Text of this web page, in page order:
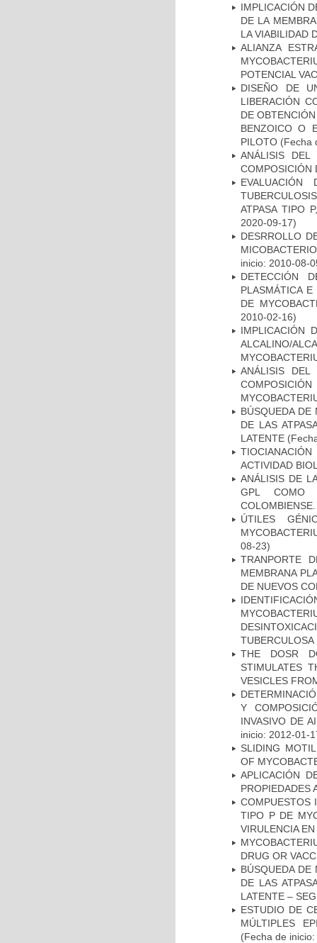
IMPLICACIÓN
DE LA
LA VIABILIDAD
ALIANZA
POTENCIAL
DISEÑO DE
LIBERACIÓN
DE
BENZOICO O
PILOTO (Fecha
ANÁLISIS DEL
COMPOSICIÓN
ATPASA TIPO
2020-09-17)
DESRROLLO
inicio: 2010-08-
DETECCIÓN
PLASMÁTICA
DE
2010-02-16)
IMPLICACIÓN
ALCALINO/
ANÁLISIS DEL
BÚSQUEDA DE
DE LAS
LATENTE
ACTIVIDAD
ANÁLISIS DE
GPL COMO
COLOMBIENSE.
ÚTILES
08-23)
TRANPORTE
MEMBRANA
DE NUEVOS
TUBERCULOSA
THE DOSR
STIMULATES
VESICLES
Y
INVASIVO DE
inicio: 2012-01-
SLIDING
OF
APLICACIÓN
PROPIEDADES
COMPUESTOS
TIPO P DE
VIRULENCIA
DRUG OR
BÚSQUEDA DE
DE LAS
LATENTE –
ESTUDIO DE
MÚLTIPLES
(Fecha de